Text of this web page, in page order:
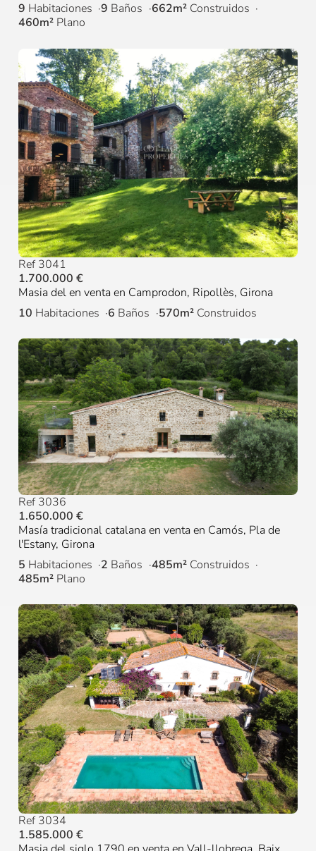
9 Habitaciones 9 Baños 662m² Construidos
460m² Plano
Ref 3041
1.700.000 €
Masia del en venta en Camprodon, Ripollès, Girona
10 Habitaciones 6 Baños 570m² Construidos
Ref 3036
1.650.000 €
Masía tradicional catalana en venta en Camós, Pla de
l'Estany, Girona
5 Habitaciones 2 Baños 485m² Construidos
485m² Plano
Ref 3034
1.585.000 €